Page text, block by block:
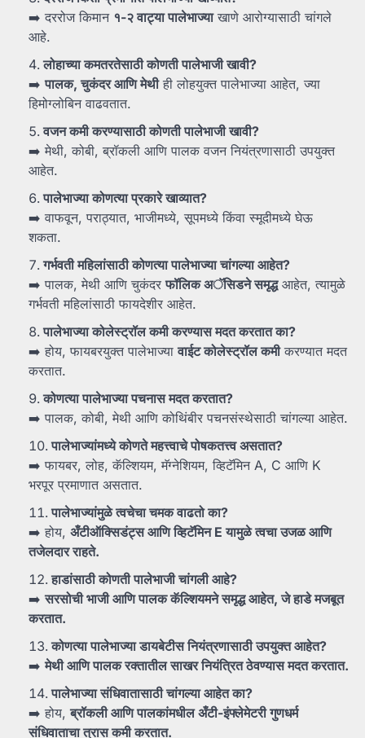
➡️ दररोज किमान १-२वाट्यापालेभाज्याखाणे आरोग्यासाठी चांगले
आहे.
लोहाच्याकमतरतेसाठीकोणतीपालेभाजीखावी?
➡️पालक,चुकंदरआणिमेथीही लोहयुक्त पालेभाज्या आहेत, ज्या
हिमोग्लोबिन वाढवतात.
वजनकमीकरण्यासाठीकोणतीपालेभाजीखावी?
➡️ मेथी, कोबी, ब्रॉकली आणि पालक वजन नियंत्रणासाठी उपयुक्त
आहेत.
पालेभाज्याकोणत्याप्रकारेखाव्यात?
➡️ वाफवून, पराठ्यात, भाजीमध्ये, सूपमध्ये किंवा स्मूदीमध्ये घेऊ
शकता.
गर्भवतीमहिलांसाठीकोणत्यापालेभाज्याचांगल्याआहेत?
➡️ पालक, मेथी आणि चुकंदरफॉलिकअॅसिडनेसमृद्धआहेत, त्यामुळे
गर्भवती महिलांसाठी फायदेशीर आहेत.
पालेभाज्याकोलेस्ट्रॉलकमीकरण्यासमदतकरतातका?
➡️ होय, फायबरयुक्त पालेभाज्यावाईटकोलेस्ट्रॉलकमीकरण्यात मदत
करतात.
कोणत्यापालेभाज्यापचनासमदतकरतात?
➡️ पालक, कोबी, मेथी आणि कोथिंबीर पचनसंस्थेसाठी चांगल्या आहेत.
पालेभाज्यांमध्येकोणतेमहत्त्वाचेपोषकतत्त्वअसतात?
➡️ फायबर, लोह, कॅल्शियम, मॅग्नेशियम, व्हिटॅमिन A, C आणि K
भरपूर प्रमाणात असतात.
पालेभाज्यांमुळेत्वचेचाचमकवाढतोका?
➡️ होय, अँटीऑक्सिडंट्सआणिव्हिटॅमिन Eयामुळेत्वचाउजळआणि
तजेलदारराहते.
हाडांसाठीकोणतीपालेभाजीचांगलीआहे?
➡️सरसोचीभाजीआणिपालककॅल्शियमनेसमृद्धआहेत,जेहाडेमजबूत
करतात.
कोणत्यापालेभाज्याडायबेटीसनियंत्रणासाठीउपयुक्तआहेत?
➡️मेथीआणिपालकरक्तातीलसाखरनियंत्रितठेवण्यासमदतकरतात.
पालेभाज्यासंधिवातासाठीचांगल्याआहेतका?
➡️ होय,ब्रॉकलीआणिपालकांमधीलअँटी-इंफ्लेमेटरीगुणधर्म
संधिवाताचात्रासकमीकरतात.